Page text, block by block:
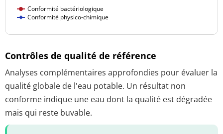
Conformité bactériologique
Conformité physico-chimique
Contrôles de qualité de référence
Analyses complémentaires approfondies pour évaluer la
qualité globale de l'eau potable. Un résultat non
conforme indique une eau dont la qualité est dégradée
mais qui reste buvable.